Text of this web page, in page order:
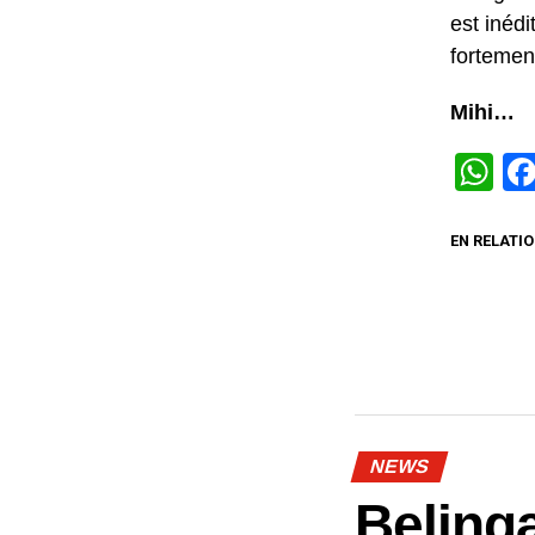
est
Mihi…
EN
NEWS